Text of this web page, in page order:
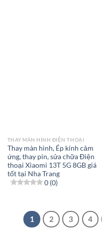
THAY MÀN HÌNH ĐIỆN THOẠI
Thay màn hình, Ép kính cảm
ứng, thay pin, sửa chữa Điện
thoại Xiaomi 13T 5G 8GB giá
tốt tại Nha Trang
0 (0)
1 2 3 4